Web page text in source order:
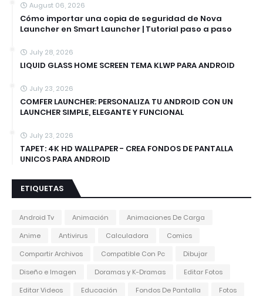
August 06, 2026
Cómo importar una copia de seguridad de Nova
Launcher en Smart Launcher | Tutorial paso a paso
July 28, 2026
LIQUID GLASS HOME SCREEN TEMA KLWP PARA ANDROID
July 23, 2026
COMFER LAUNCHER: PERSONALIZA TU ANDROID CON UN
LAUNCHER SIMPLE, ELEGANTE Y FUNCIONAL
July 23, 2026
TAPET: 4K HD WALLPAPER - CREA FONDOS DE PANTALLA
UNICOS PARA ANDROID
ETIQUETAS
Android Tv Animación
Animaciones De Carga
Anime
Antivirus Calculadora
Comics
Compartir Archivos
Compatible Con Pc
Dibujar
Diseño e Imagen
Doramas y K-Dramas
Editar Fotos
Editar Videos
Educación Fondos De Pantalla
Fotos